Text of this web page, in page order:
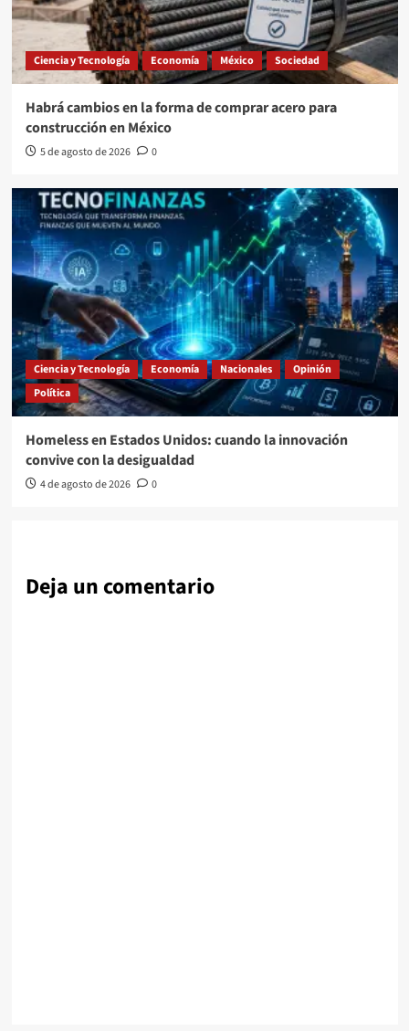
Ciencia y Tecnología Economía México Sociedad
Habrá cambios en la forma de comprar acero para
construcción en México
5 de agosto de 2026 0
Ciencia y Tecnología Economía Nacionales
Opinión
Política
Homeless en Estados Unidos: cuando la innovación
convive con la desigualdad
4 de agosto de 2026 0
Deja un comentario